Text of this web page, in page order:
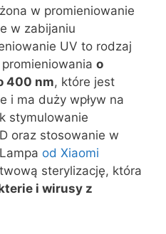
w promieniowanie
w zabijaniu
UV to rodzaj
o
400 nm, które jest
i ma duży wpływ na
stymulowanie
oraz stosowanie w
od Xiaomi
sterylizację, która
i wirusy z